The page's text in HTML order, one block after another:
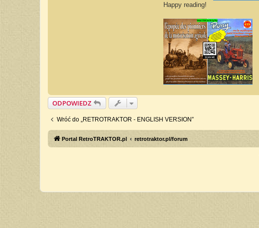
Happy reading!
ODPOWIEDZ
Wróć do „RETROTRAKTOR - ENGLISH VERSION”
Portal RetroTRAKTOR.pl retrotraktor.pl/forum